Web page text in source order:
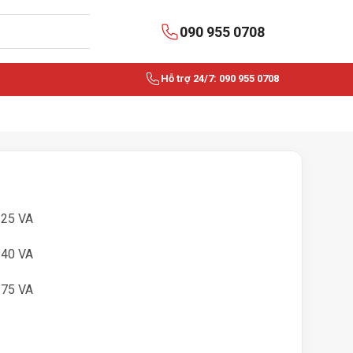
090 955 0708
Hỗ trợ 24/7: 090 955 0708
VA
VA
VA